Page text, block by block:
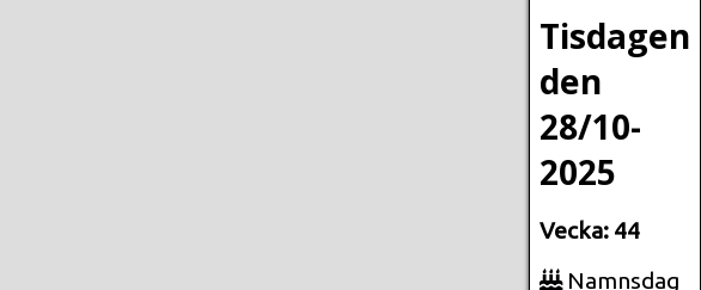
Tisdagen
den
28/10-
2025
Vecka: 44
Namnsdag